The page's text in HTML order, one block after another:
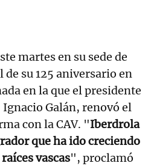
martes en su sede de
su 125 aniversario en
en la que el presidente
Ignacio Galán, renovó el
con la CAV. "Iberdrola
que ha ido creciendo
vascas", proclamó